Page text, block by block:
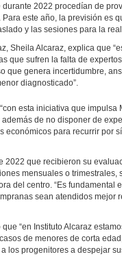
durante 2022 procedían de
este año, la previsión es
y las sesiones para la
Sheila Alcaraz, explica que
que sufren la falta de
que genera incertidumbre,
diagnosticado”.
esta iniciativa que
de no disponer de
económicos para recurrir por
2022 que recibieron su
mensuales o
del centro. “Es fundamental
sean atendidos mejor
“en Instituto Alcaraz
de menores de corta
los progenitores a despejar